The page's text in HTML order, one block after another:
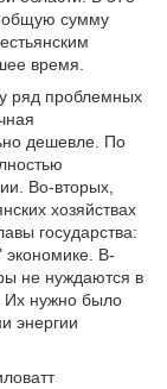
общую сумму
время.
ряд проблемных
дешевле. По
Во-вторых,
хозяйствах
государства:
экономике. В-
не нуждаются в
Их нужно было
энергии